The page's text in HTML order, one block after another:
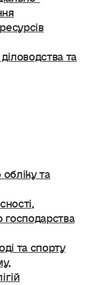
та
та
та спорту